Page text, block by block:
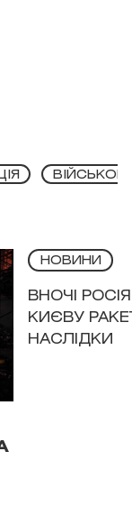
ВІЙСЬКОВІ
НОВИНИ
ВНОЧІ
КИЄВУ
НАСЛІДКИ